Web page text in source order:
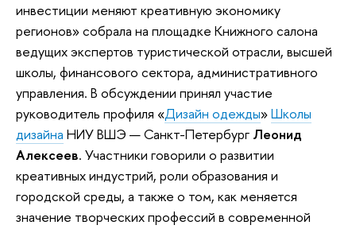
инвестиции меняют креативную экономику
регионов» собрала на площадке Книжного салона
ведущих экспертов туристической отрасли, высшей
школы, финансового сектора, административного
управления. В обсуждении принял участие
руководитель профиля «Дизайн одежды»Школы
дизайна НИУ ВШЭ — Санкт-Петербург Леонид
Алексеев. Участники говорили о развитии
креативных индустрий, роли образования и
городской среды, а также о том, как меняется
значение творческих профессий в современной